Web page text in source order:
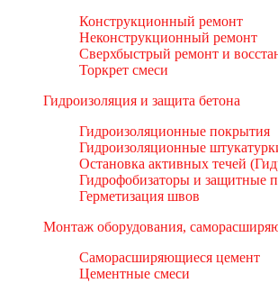
Конструкционный ремонт
Неконструкционный ремонт
Сверхбыстрый ремонт и
Торкрет смеси
Гидроизоляция и защита бетона
Гидроизоляционные покрытия
Гидроизоляционные
Остановка активных течей
Гидрофобизаторы и защитные
Герметизация швов
Монтаж оборудования,
Саморасширяющиеся цемент
Цементные смеси